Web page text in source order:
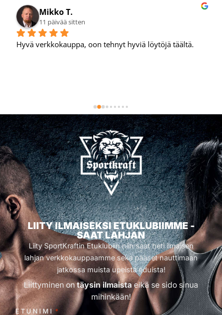
Mikko T.
11 päivää sitten
Hyvä verkkokauppa, oon tehnyt hyviä löytöjä täältä.
LIITY ILMAISEKSI ETUKLUBIIMME -
SAAT LAHJAN
Liity SportKraftin Etuklubiin niin saat heti ilmaisen
lahjan verkkokauppaamme sekä pääset nauttimaan
jatkossa muista upeista eduista!
Liittyminen ontäysin ilmaistaeikä se sido sinua
mihinkään!
ETUNIMI *